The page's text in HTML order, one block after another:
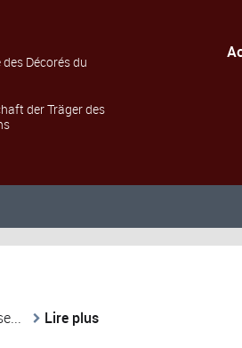
Décorés du
der Träger des
Lire plus